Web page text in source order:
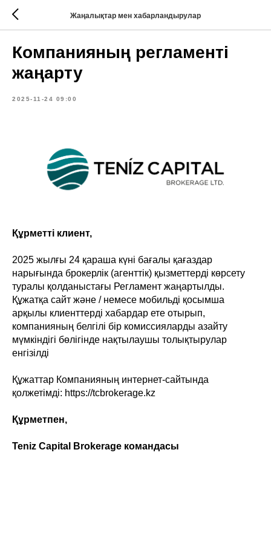
Жаңалықтар мен хабарландырулар
Компанияның регламентi
жаңарту
2025-11-24 09:00
Құрметті клиент,
2025 жылғы 24 қараша күні бағалы қағаздар
нарығында брокерлік (агенттік) қызметтерді көрсету
туралы қолданыстағы Регламент жаңартылды.
Құжатқа сайт және / немесе мобильді қосымша
арқылы клиенттерді хабардар ете отырып,
компанияның белгілі бір комиссияларды азайту
мүмкіндігі бөлігінде нақтылаушы толықтырулар
енгізілді
Құжаттар Компанияның интернет-сайтында
қолжетімді: https://tcbrokerage.kz
Құрметпен,
Teniz Capital Brokerage командасы